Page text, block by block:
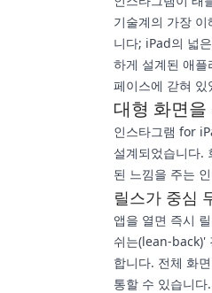
기술계의 가장
니다; iPad의 넓
하게 설계된 애
페이스에 갇혀
대형 화면
인스타그램 for
설계되었습니다.
된 느낌을 주는
릴스가 중심
앱을 열면 즉시
쉬는(lean-back)'
합니다. 전체 화
통할 수 있습니다.